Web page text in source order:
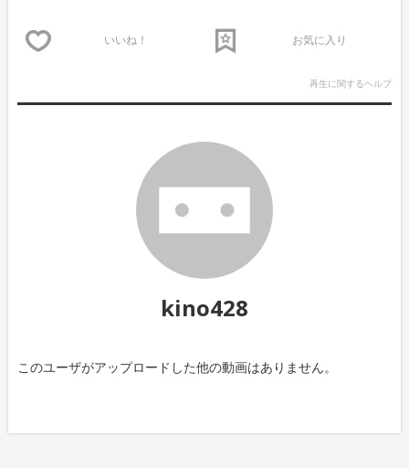
いいね！ お気に入り
再生に関するヘルプ
kino428
このユーザがアップロードした他の動画はありません。